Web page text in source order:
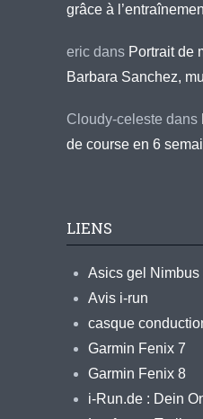
grâce à
eric dans Portrait de
Barbara Sanchez,
Cloudy-celeste dans
de course en 6
LIENS
Asics gel Nimbus
Avis i-run
casque
Garmin Fenix 7
Garmin Fenix 8
i-Run.de : Dein